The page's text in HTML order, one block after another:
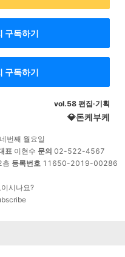
구독하기
구독하기
vol.58 편집·기획
💎돈케부케
번째 월요일
표이현수 문의 02-522-4567
층 등록번호 11650-2019-00286
시나요?